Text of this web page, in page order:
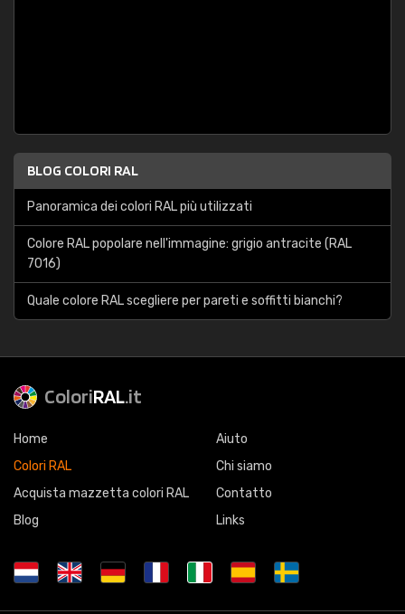
BLOG COLORI RAL
Panoramica dei colori RAL più utilizzati
Colore RAL popolare nell'immagine: grigio antracite (RAL
7016)
Quale colore RAL scegliere per pareti e soffitti bianchi?
ColoriRAL.it
Home
Colori RAL
Acquista mazzetta colori RAL
Blog
Aiuto
Chi siamo
Contatto
Links